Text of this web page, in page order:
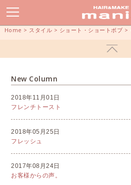
Home > スタイル > ショート・ショートボブ >
New Column
2018年11月01日
フレンチトースト
2018年05月25日
フレッシュ
2017年08月24日
お客様からの声。